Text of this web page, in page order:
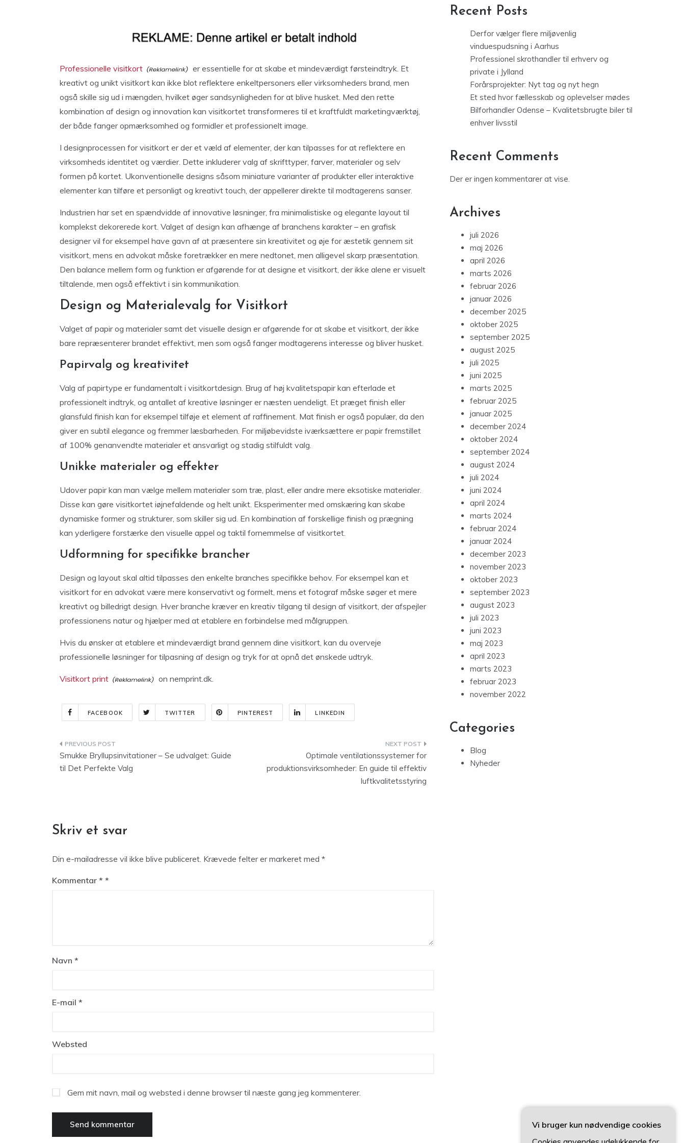
Professionelle visitkort
er essentielle for at skabe et mindeværdigt førsteindtryk. Et
kreativt og unikt visitkort kan ikke blot reflektere enkeltpersoners eller virksomheders brand, men
også skille sig ud i mængden, hvilket øger sandsynligheden for at blive husket. Med den rette
kombination af design og innovation kan visitkortet transformeres til et kraftfuldt marketingværktøj,
der både fanger opmærksomhed og formidler et professionelt image.
I designprocessen for visitkort er der et væld af elementer, der kan tilpasses for at reflektere en
virksomheds identitet og værdier. Dette inkluderer valg af skrifttyper, farver, materialer og selv
formen på kortet. Ukonventionelle designs såsom miniature varianter af produkter eller interaktive
elementer kan tilføre et personligt og kreativt touch, der appellerer direkte til modtagerens sanser.
Industrien har set en spændvidde af innovative løsninger, fra minimalistiske og elegante layout til
komplekst dekorerede kort. Valget af design kan afhænge af branchens karakter – en grafisk
designer vil for eksempel have gavn af at præsentere sin kreativitet og øje for æstetik gennem sit
visitkort, mens en advokat måske foretrækker en mere nedtonet, men alligevel skarp præsentation.
Den balance mellem form og funktion er afgørende for at designe et visitkort, der ikke alene er visuelt
tiltalende, men også effektivt i sin kommunikation.
Design og Materialevalg for Visitkort
Valget af papir og materialer samt det visuelle design er afgørende for at skabe et visitkort, der ikke
bare repræsenterer brandet effektivt, men som også fanger modtagerens interesse og bliver husket.
Papirvalg og kreativitet
Valg af papirtype er fundamentalt i visitkortdesign. Brug af høj kvalitetspapir kan efterlade et
professionelt indtryk, og antallet af kreative løsninger er næsten uendeligt. Et præget finish eller
glansfuld finish kan for eksempel tilføje et element af raffinement. Mat finish er også populær, da den
giver en subtil elegance og fremmer læsbarheden. For miljøbevidste iværksættere er papir fremstillet
af 100% genanvendte materialer et ansvarligt og stadig stilfuldt valg.
Unikke materialer og effekter
Udover papir kan man vælge mellem materialer som træ, plast, eller andre mere eksotiske materialer.
Disse kan gøre visitkortet iøjnefaldende og helt unikt. Eksperimenter med omskæring kan skabe
dynamiske former og strukturer, som skiller sig ud. En kombination af forskellige finish og prægning
kan yderligere forstærke den visuelle appel og taktil fornemmelse af visitkortet.
Udformning for specifikke brancher
Design og layout skal altid tilpasses den enkelte branches specifikke behov. For eksempel kan et
visitkort for en advokat være mere konservativt og formelt, mens et fotograf måske søger et mere
kreativt og billedrigt design. Hver branche kræver en kreativ tilgang til design af visitkort, der afspejler
professionens natur og hjælper med at etablere en forbindelse med målgruppen.
Hvis du ønsker at etablere et mindeværdigt brand gennem dine visitkort, kan du overveje
professionelle løsninger for tilpasning af design og tryk for at opnå det ønskede udtryk.
Visitkort print on nemprint.dk.
FACEBOOK TWITTER PINTEREST LINKEDIN
Indlægsnavigation
Smukke Bryllupsinvitationer – Se udvalget: Guide
til Det Perfekte Valg
Optimale ventilationssystemer for
produktionsvirksomheder: En guide til effektiv
luftkvalitetsstyring
Skriv et svar
Din e-mailadresse vil ikke blive publiceret. Krævede felter er markeret med *
Kommentar *
Navn *
E-mail *
Websted
Gem mit navn, mail og websted i denne browser til næste gang jeg kommenterer.
Recent Posts
Derfor vælger flere miljøvenlig
vinduespudsning i Aarhus
Professionel skrothandler til erhverv og
private i Jylland
Forårsprojekter: Nyt tag og nyt hegn
Et sted hvor fællesskab og oplevelser mødes
Bilforhandler Odense – Kvalitetsbrugte biler til
enhver livsstil
Recent Comments
Der er ingen kommentarer at vise.
Archives
juli 2026
maj 2026
april 2026
marts 2026
februar 2026
januar 2026
december 2025
oktober 2025
september 2025
august 2025
juli 2025
juni 2025
marts 2025
februar 2025
januar 2025
december 2024
oktober 2024
september 2024
august 2024
juli 2024
juni 2024
april 2024
marts 2024
februar 2024
januar 2024
december 2023
november 2023
oktober 2023
september 2023
august 2023
juli 2023
juni 2023
maj 2023
april 2023
marts 2023
februar 2023
november 2022
Categories
Blog
Nyheder
Vi bruger kun nødvendige cookies